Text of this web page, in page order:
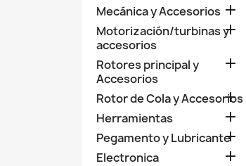
Mecánica y Accesorios 
Motorización/turbinas y
accesorios

Rotores principal y
Accesorios

Rotor de Cola y Accesorios

Herramientas 
Pegamento y Lubricante

Electronica 